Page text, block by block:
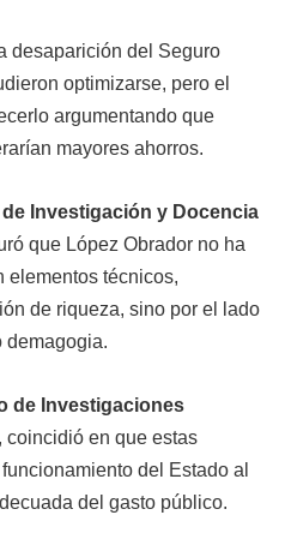
desaparición del Seguro
optimizarse, pero el
argumentando que
mayores ahorros.
Investigación y Docencia
que López Obrador no ha
elementos técnicos,
de riqueza, sino por el lado
demagogia.
de Investigaciones
, coincidió en que estas
del Estado al
del gasto público.